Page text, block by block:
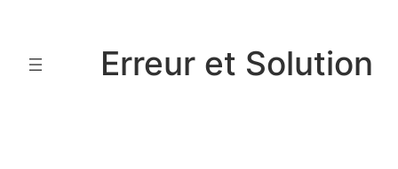
contenu
Erreur et Solution